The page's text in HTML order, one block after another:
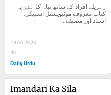
استاد اور مصنف...
13.06.2026
30
Daily Urdu
Imandari Ka Sila